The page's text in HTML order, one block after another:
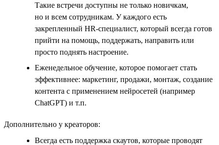
Такие встречи доступны не только новичкам,
но и всем сотрудникам. У каждого есть
закрепленный HR-специалист, который всегда готов
прийти на помощь, поддержать, направить или
просто поднять настроение.
Еженедельное обучение, которое помогает стать
эффективнее: маркетинг, продажи, монтаж, создание
контента с применением нейросетей (например
ChatGPT) и т.п.
Дополнительно у креаторов:
Всегда есть поддержка скаутов, которые проводят